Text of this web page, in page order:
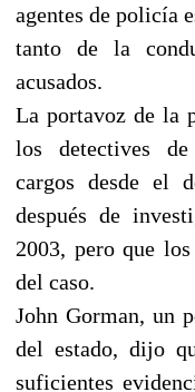
agentes de policía
tanto de la
acusados.
La portavoz de la
los detectives
cargos desde el
después de
2003, pero que
del caso.
John Gorman, un
del estado, dijo
suficientes